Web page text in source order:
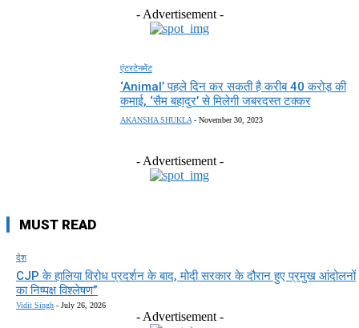
- Advertisement -
एंटरटेनमेंट
‘Animal’ पहले दिन कर सकती है करीब 40 करोड़ की
कमाई, ‘सैम बहादुर’ से मिलेगी जबरदस्त टक्कर
AKANSHA SHUKLA - November 30, 2023
- Advertisement -
MUST READ
देश
CJP के हालिया विरोध प्रदर्शन के बाद, मोदी सरकार के दौरान हुए प्रमुख आंदोलनों
का निष्पक्ष विश्लेषण”
Vidit Singh - July 26, 2026
- Advertisement -